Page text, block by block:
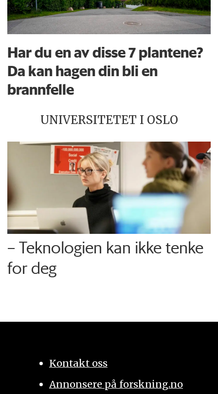
Har du en av disse 7 plantene?
Da kan hagen din bli en
brannfelle
UNIVERSITETET I OSLO
– Teknologien kan ikke tenke
for deg
Kontakt oss
Annonsere på forskning.no